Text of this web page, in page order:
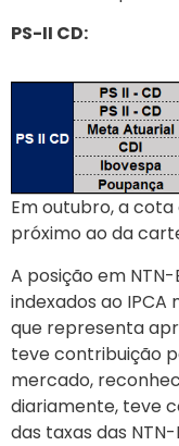
PS-II CD:
Em outubro, a
próximo ao da
A posição em
indexados ao
que representa
teve contribuição
mercado,
diariamente, teve
das taxas das